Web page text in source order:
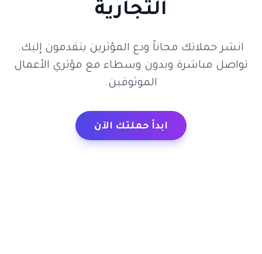
التجارية
انشر حملاتك مجاناً ودع المؤثرين يتقدمون إليك.
تواصل مباشرة وبدون وسطاء مع مؤثري الأعمال
الموثوقين.
ابدأ حملتك الآن